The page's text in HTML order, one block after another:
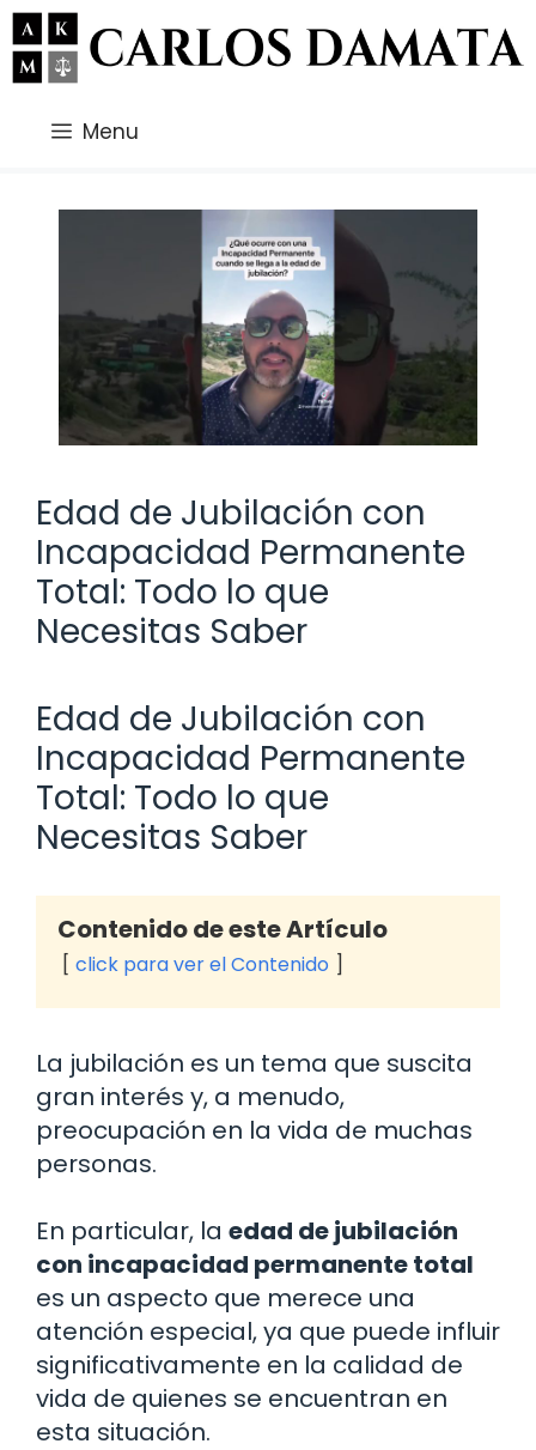
Saltar
al
contenido
Menu
Edad de Jubilación con
Incapacidad Permanente
Total: Todo lo que
Necesitas Saber
Edad de Jubilación con
Incapacidad Permanente
Total: Todo lo que
Necesitas Saber
Contenido de este Artículo
click para ver el Contenido
La jubilación es un tema que suscita
gran interés y, a menudo,
preocupación en la vida de muchas
personas.
En particular, la edad de jubilación
con incapacidad permanente total
es un aspecto que merece una
atención especial, ya que puede influir
significativamente en la calidad de
vida de quienes se encuentran en
esta situación.